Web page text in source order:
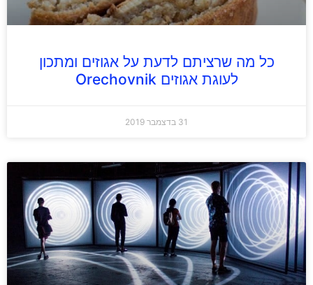
כל מה שרציתם לדעת על אגוזים ומתכון
לעוגת אגוזים Orechovnik
31 בדצמבר 2019